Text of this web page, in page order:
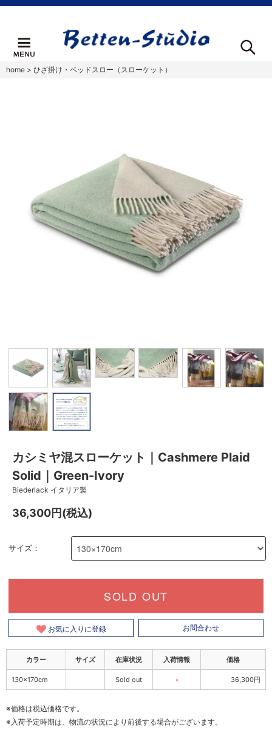
home > ひざ掛け・ベッドスロー（スローケット）
カシミヤ混スローケット｜Cashmere Plaid
Solid｜Green-Ivory
Biederlack イタリア製
36,300円(税込)
サイズ：
SOLD OUT
お気に入りに登録 お問合わせ
カラー サイズ 在庫状況 入荷情報 価格
130×170cm Sold out - 36,300円
※価格は税込価格です。
※入荷予定時期は、物流の状況により前後する場合がございます。